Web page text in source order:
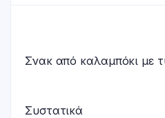
Σνακ από καλαμπόκι με
Συστατικά